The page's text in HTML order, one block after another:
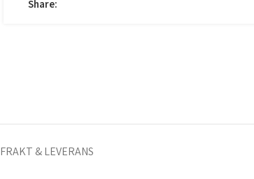
Share:
FRAKT & LEVERANS